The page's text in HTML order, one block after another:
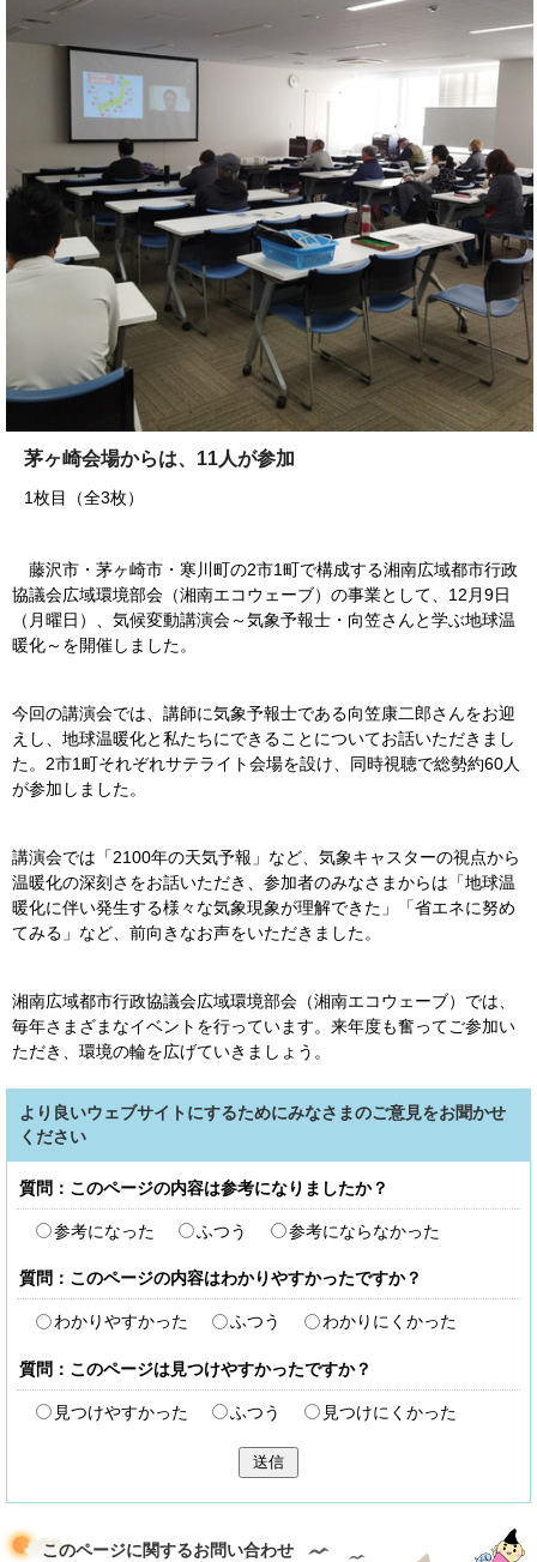
茅ヶ崎会場からは、11人が参加
1枚目（全3枚）
藤沢市・茅ヶ崎市・寒川町の2市1町で構成する湘南広域都市行政
協議会広域環境部会（湘南エコウェーブ）の事業として、12月9日
（月曜日）、気候変動講演会～気象予報士・向笠さんと学ぶ地球温
暖化～を開催しました。
今回の講演会では、講師に気象予報士である向笠康二郎さんをお迎
えし、地球温暖化と私たちにできることについてお話いただきまし
た。2市1町それぞれサテライト会場を設け、同時視聴で総勢約60人
が参加しました。
講演会では「2100年の天気予報」など、気象キャスターの視点から
温暖化の深刻さをお話いただき、参加者のみなさまからは「地球温
暖化に伴い発生する様々な気象現象が理解できた」「省エネに努め
てみる」など、前向きなお声をいただきました。
湘南広域都市行政協議会広域環境部会（湘南エコウェーブ）では、
毎年さまざまなイベントを行っています。来年度も奮ってご参加い
ただき、環境の輪を広げていきましょう。
より良いウェブサイトにするためにみなさまのご意見をお聞かせ
ください
質問：このページの内容は参考になりましたか？
参考になった ふつう 参考にならなかった
質問：このページの内容はわかりやすかったですか？
わかりやすかった ふつう わかりにくかった
質問：このページは見つけやすかったですか？
見つけやすかった ふつう 見つけにくかった
送信
このページに関するお問い合わせ